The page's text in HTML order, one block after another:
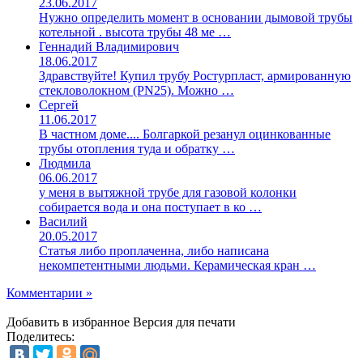
Нужно определить момент в основании дымовой трубы
котельной . высота трубы 48 ме …
Геннадий Владимирович
18.06.2017
Здравствуйте! Купил трубу Ростурпласт, армированную
стекловолокном (PN25). Можно …
Сергей
11.06.2017
В частном доме.... Болгаркой резанул оцинкованные
трубы отопления туда и обратку …
Людмила
06.06.2017
у меня в вытяжной трубе для газовой колонки
собирается вода и она поступает в ко …
Василий
20.05.2017
Статья либо проплаченна, либо написана
некомпетентными людьми. Керамическая кран …
Комментарии »
Добавить в избранное Версия для печати
Поделитесь: